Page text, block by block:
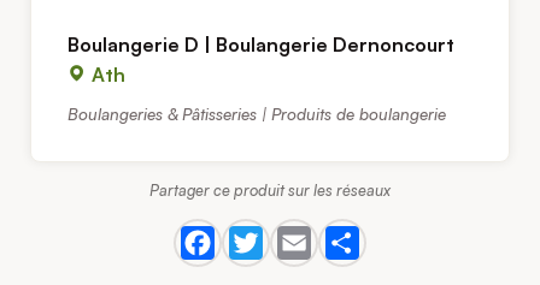
Boulangerie D | Boulangerie Dernoncourt
Ath
Boulangeries & Pâtisseries | Produits de boulangerie
Partager ce produit sur les réseaux